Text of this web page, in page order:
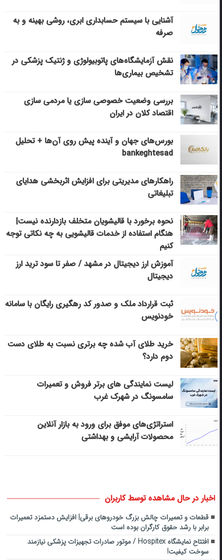
آشنایی با سیستم حسابداری ابری، روشی بهینه و به
صرفه
نقش آزمایشگاه‌های پاتوبیولوژی و ژنتیک پزشکی در
تشخیص بیماری‌ها
بررسی وضعیت خصوصی سازی یا مردمی سازی
اقتصاد کلان در ایران
بورس‌های جهان و آینده پیش روی آن‌ها + تحلیل
bankeghtesad
راهکارهای مدیریتی برای افزایش اثربخشی هدایای
تبلیغاتی
نحوه برخورد با قالیشویان متخلف بازدارنده نیست|
هنگام استفاده از خدمات قالیشویی به چه نکاتی توجه
کنیم
آموزش ارز دیجیتال در مشهد / صفر تا سود ترید ارز
دیجیتال
ثبت قرارداد ملک و صدور کد رهگیری رایگان با سامانه
خودنویس
خرید طلای آب شده چه برتری نسبت به طلای دست
دوم دارد؟
لیست نمایندگی های برتر فروش و تعمیرات
سامسونگ در شهرک غرب
استراتژی‌های موفق برای ورود به بازار آنلاین
محصولات آرایشی و بهداشتی
اخبار در حال مشاهده توسط کاربران
قطعات و تعمیرات چالش بزرگ خودروهای برقی| افزایش دستمزد تعمیرات
برابر با رشد حقوق کارگران بوده است
افتتاح نمایشگاه Hospitex / موتور صادرات تجهیزات پزشکی نیازمند
سوخت کیفیت!